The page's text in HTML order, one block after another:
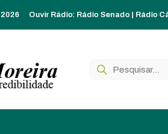
Ouvir Rádio: Rádio Senado Rádio